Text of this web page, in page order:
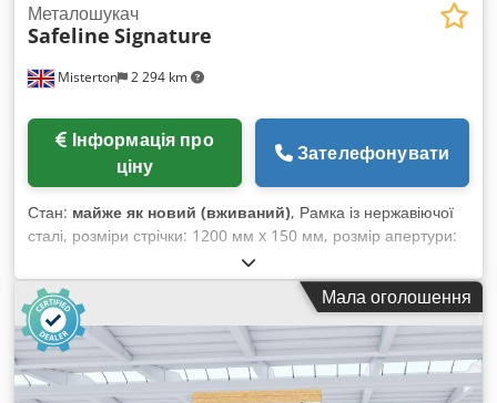
Misterton 2 294 km
Металошукач
Safeline Signature
ціну
Зателефонувати
Стан: майже як новий (вживаний), Рамка із нержавіючої
сталі, розміри стрічки: 1200 мм x 150 мм, розмір апертури:
200 мм x 70 мм, запуск/зупинка, наявність сигналізації,
трифазне живлення. Dkedpfxofhdu Tj Aa Rer
Мала оголошення